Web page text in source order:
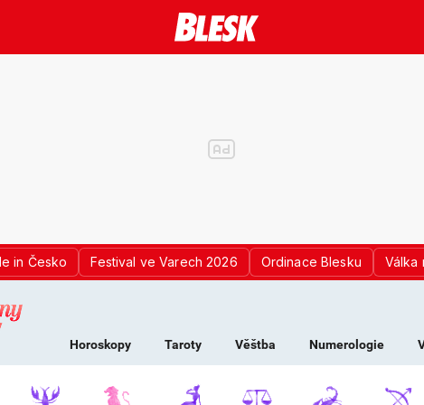
in Česko Festival ve Varech 2026 Ordinace Blesku Válka
PRO ŽENY -
Horoskopy Taroty Věštba Numerologie